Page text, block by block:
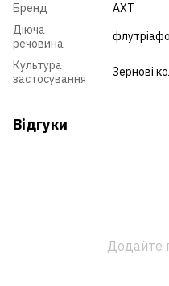
Бренд
АХТ
Діюча
речовина
Культура
застосування
Зернові
Відгуки
Додайте